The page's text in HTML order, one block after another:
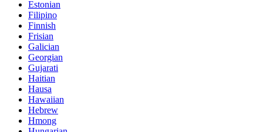
Estonian
Filipino
Finnish
Frisian
Galician
Georgian
Gujarati
Haitian
Hausa
Hawaiian
Hebrew
Hmong